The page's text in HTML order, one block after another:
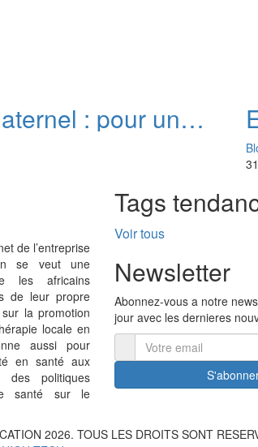
: pour un
dans la vie
de l’entreprise
se veut une
les africains
de leur propre
la promotion
locale en
aussi pour
en santé aux
des politiques
santé sur le
Tags
Voir tous
Newsletter
Abonnez-vous a notre
jour avec les dernieres
2026. TOUS LES DROITS SONT